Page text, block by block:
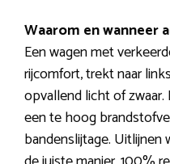
Waarom en wanneer
Een wagen met
rijcomfort, trekt naar
opvallend licht of
een te hoog
bandenslijtage.